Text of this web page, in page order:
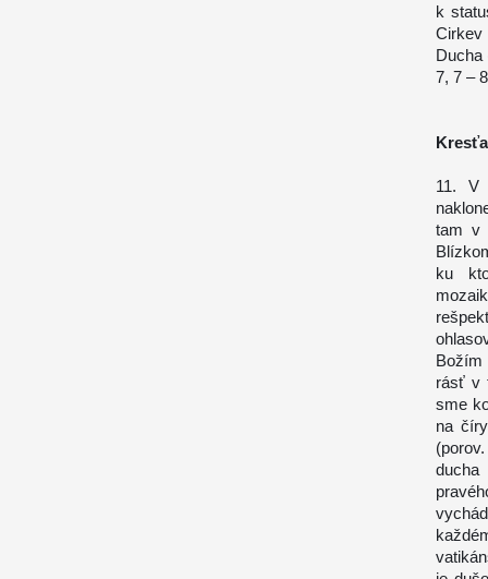
k
Ducha
7, 7 –
11. V
tam v
ku
Božím
rásť v
sme
na
ducha